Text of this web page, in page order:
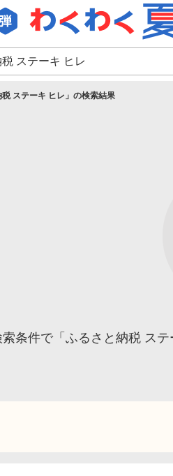
ショッピング
ステーキ ヒレ 」の検索結果
条件で「ふるさと納税 ス